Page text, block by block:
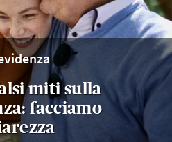
miti sulla
facciamo